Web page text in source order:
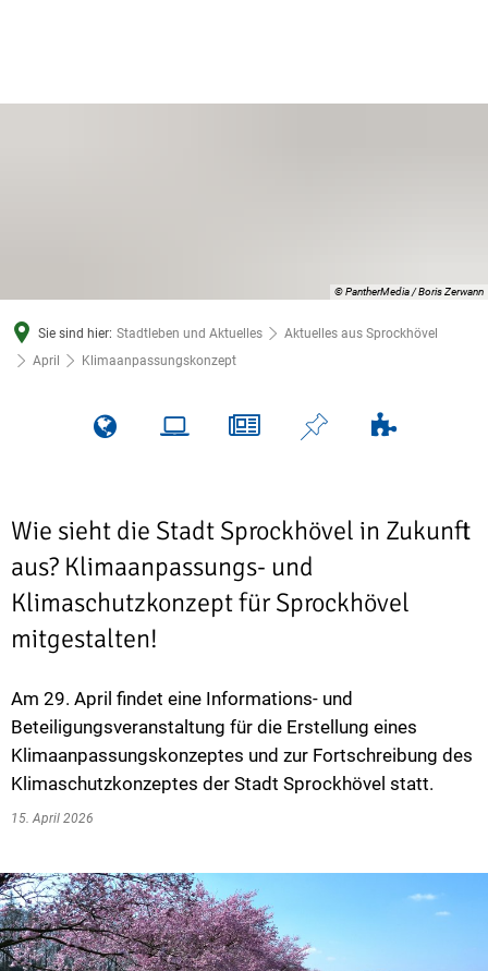
© PantherMedia / Boris Zerwann
Sie sind hier: Stadtleben und Aktuelles
Aktuelles aus Sprockhövel
April
Klimaanpassungskonzept
Wie sieht die Stadt Sprockhövel in Zukunft
aus? Klimaanpassungs- und
Klimaschutzkonzept für Sprockhövel
mitgestalten!
Am 29. April findet eine Informations- und
Beteiligungsveranstaltung für die Erstellung eines
Klimaanpassungskonzeptes und zur Fortschreibung des
Klimaschutzkonzeptes der Stadt Sprockhövel statt.
15. April 2026